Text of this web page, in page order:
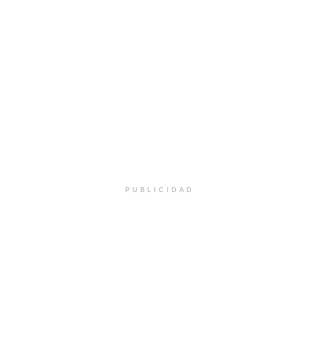
PUBLICIDAD